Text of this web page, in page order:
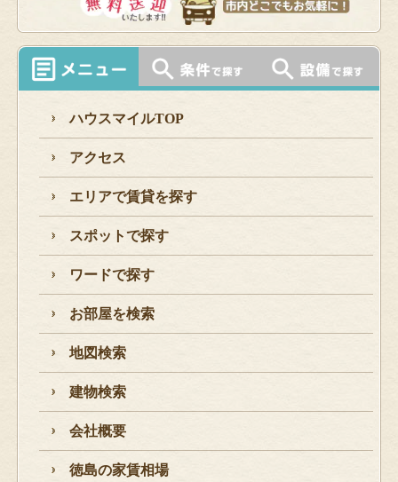
ハウスマイルTOP
アクセス
エリアで賃貸を探す
スポットで探す
ワードで探す
お部屋を検索
地図検索
建物検索
会社概要
徳島の家賃相場